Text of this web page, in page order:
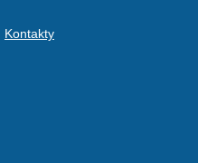
Kontakty